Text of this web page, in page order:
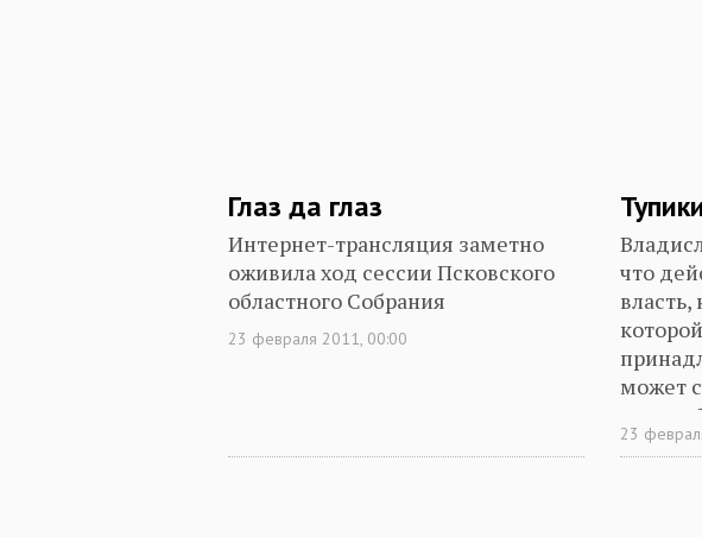
Глаз да глаз
Интернет-трансляция заметно
оживила ход сессии Псковского
областного Собрания
23 февраля 2011, 00:00
что
может
«в
23